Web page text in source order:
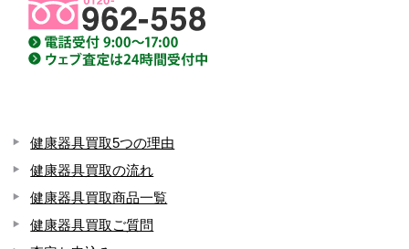
健康器具買取5つの理由
健康器具買取の流れ
健康器具買取商品一覧
健康器具買取ご質問